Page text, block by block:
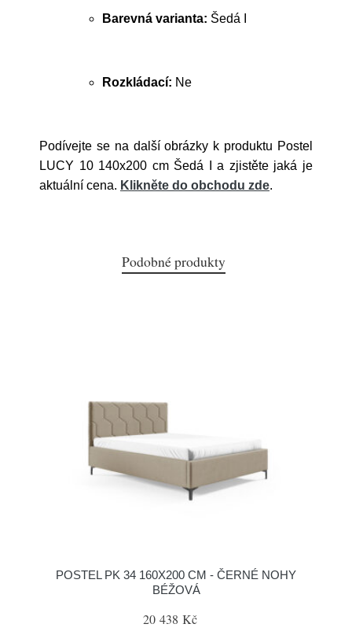
Barevná varianta: Šedá I
Rozkládací: Ne
Podívejte se na další obrázky k produktu Postel
LUCY 10 140x200 cm Šedá I a zjistěte jaká je
aktuální cena. Klikněte do obchodu zde.
Podobné produkty
POSTEL PK 34 160X200 CM - ČERNÉ NOHY
BÉŽOVÁ
20 438 Kč